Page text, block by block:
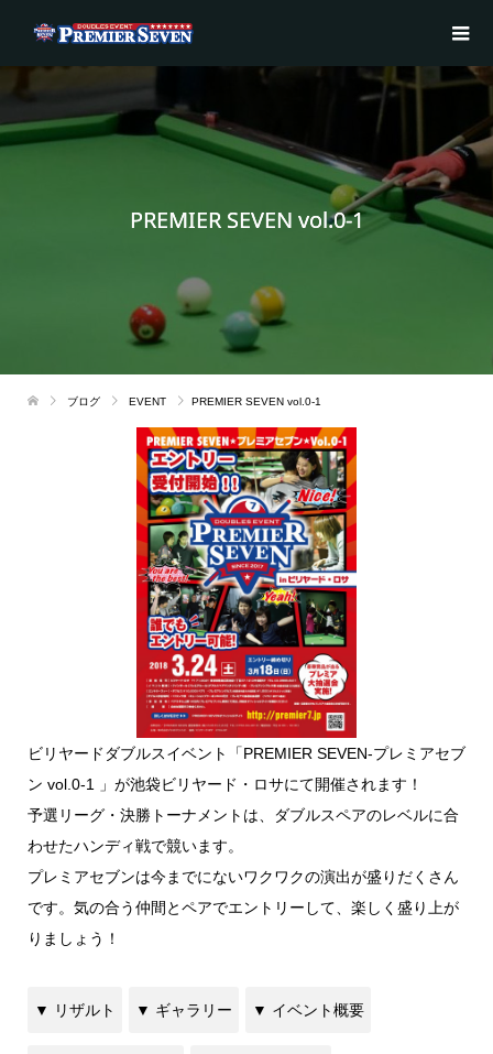
PREMIER SEVEN vol.0-1
ブログ EVENT PREMIER SEVEN vol.0-1
ビリヤードダブルスイベント「PREMIER SEVEN-プレミアセブ
ン vol.0-1 」が池袋ビリヤード・ロサにて開催されます！
予選リーグ・決勝トーナメントは、ダブルスペアのレベルに合
わせたハンディ戦で競います。
プレミアセブンは今までにないワクワクの演出が盛りだくさん
です。気の合う仲間とペアでエントリーして、楽しく盛り上が
りましょう！
▼ リザルト ▼ ギャラリー ▼ イベント概要